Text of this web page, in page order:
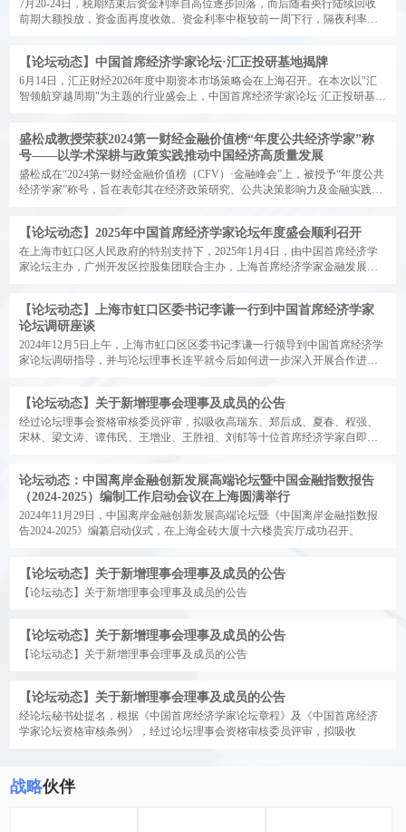
7月20-24日，税期结束后资金利率自高位逐步回落，而后随着央行陆续回收
前期大额投放，资金面再度收敛。资金利率中枢较前一周下行，隔夜利率
【论坛动态】中国首席经济学家论坛·汇正投研基地揭牌
6月14日，汇正财经2026年度中期资本市场策略会在上海召开。在本次以"汇
智领航穿越周期"为主题的行业盛会上，中国首席经济学家论坛·汇正投研基地
盛松成教授荣获2024第一财经金融价值榜“年度公共经济学家”称
号——以学术深耕与政策实践推动中国经济高质量发展
盛松成在“2024第一财经金融价值榜（CFV）·金融峰会”上，被授予“年度公共
经济学家”称号，旨在表彰其在经济政策研究、公共决策影响力及金融实践推
【论坛动态】2025年中国首席经济学家论坛年度盛会顺利召开
在上海市虹口区人民政府的特别支持下，2025年1月4日，由中国首席经济学
家论坛主办，广州开发区控股集团联合主办，上海首席经济学家金融发展中
【论坛动态】上海市虹口区委书记李谦一行到中国首席经济学家
论坛调研座谈
2024年12月5日上午，上海市虹口区区委书记李谦一行领导到中国首席经济学
家论坛调研指导，并与论坛理事长连平就今后如何进一步深入开展合作进行
【论坛动态】关于新增理事会理事及成员的公告
经过论坛理事会资格审核委员评审，拟吸收高瑞东、郑后成、夏春、程强、
宋林、梁文涛、谭伟民、王增业、王胜祖、刘郁等十位首席经济学家自即日
论坛动态：中国离岸金融创新发展高端论坛暨中国金融指数报告
（2024-2025）编制工作启动会议在上海圆满举行
2024年11月29日，中国离岸金融创新发展高端论坛暨《中国离岸金融指数报
告2024-2025》编纂启动仪式，在上海金砖大厦十六楼贵宾厅成功召开。
【论坛动态】关于新增理事会理事及成员的公告
【论坛动态】关于新增理事会理事及成员的公告
【论坛动态】关于新增理事会理事及成员的公告
【论坛动态】关于新增理事会理事及成员的公告
【论坛动态】关于新增理事会理事及成员的公告
经论坛秘书处提名，根据《中国首席经济学家论坛章程》及《中国首席经济
学家论坛资格审核条例》，经过论坛理事会资格审核委员评审，拟吸收
战略伙伴